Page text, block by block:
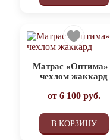
Матрас «Оптима»
чехлом жаккард
от 6 100руб.
В КОРЗИНУ